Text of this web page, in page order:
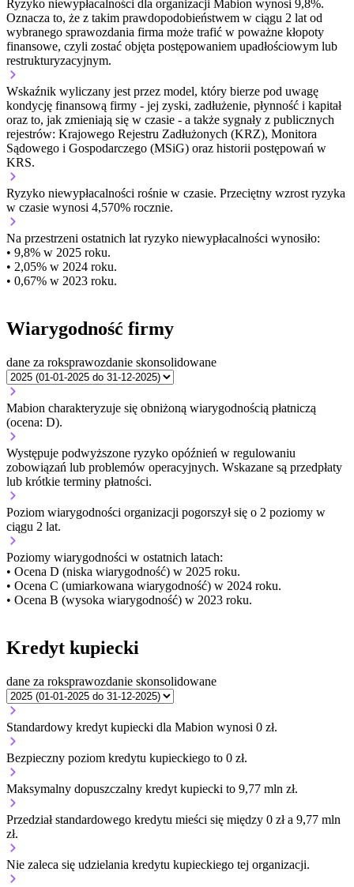
Ryzyko niewypłacalności dla organizacji Mabion wynosi 9,8%.
Oznacza to, że z takim prawdopodobieństwem w ciągu 2 lat od
wybranego sprawozdania firma może trafić w poważne kłopoty
finansowe, czyli zostać objęta postępowaniem upadłościowym lub
restrukturyzacyjnym.
Wskaźnik wyliczany jest przez model, który bierze pod uwagę
kondycję finansową firmy - jej zyski, zadłużenie, płynność i kapitał
oraz to, jak zmieniają się w czasie - a także sygnały z publicznych
rejestrów: Krajowego Rejestru Zadłużonych (KRZ), Monitora
Sądowego i Gospodarczego (MSiG) oraz historii postępowań w
KRS.
Ryzyko niewypłacalności rośnie w czasie. Przeciętny wzrost ryzyka
w czasie wynosi 4,570% rocznie.
Na przestrzeni ostatnich lat ryzyko niewypłacalności wynosiło:
• 9,8% w 2025 roku.
• 2,05% w 2024 roku.
• 0,67% w 2023 roku.
Wiarygodność firmy
dane za roksprawozdanie skonsolidowane
Mabion charakteryzuje się obniżoną wiarygodnością płatniczą
(ocena: D).
Występuje podwyższone ryzyko opóźnień w regulowaniu
zobowiązań lub problemów operacyjnych. Wskazane są przedpłaty
lub krótkie terminy płatności.
Poziom wiarygodności organizacji pogorszył się o 2 poziomy w
ciągu 2 lat.
Poziomy wiarygodności w ostatnich latach:
• Ocena D (niska wiarygodność) w 2025 roku.
• Ocena C (umiarkowana wiarygodność) w 2024 roku.
• Ocena B (wysoka wiarygodność) w 2023 roku.
Kredyt kupiecki
dane za roksprawozdanie skonsolidowane
Standardowy kredyt kupiecki dla Mabion wynosi 0 zł.
Bezpieczny poziom kredytu kupieckiego to 0 zł.
Maksymalny dopuszczalny kredyt kupiecki to 9,77 mln zł.
Przedział standardowego kredytu mieści się między 0 zł a 9,77 mln
zł.
Nie zaleca się udzielania kredytu kupieckiego tej organizacji.